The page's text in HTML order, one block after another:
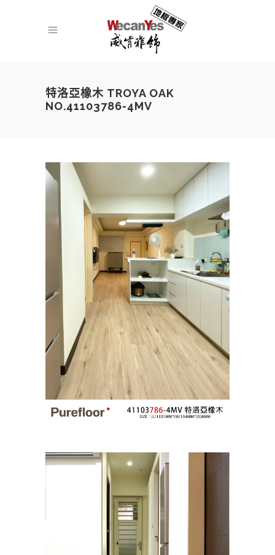
特洛亞橡木 TROYA OAK
NO.41103786-4MV